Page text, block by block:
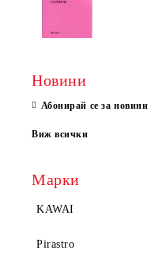
Новини
Абонирай се за новини
Виж всички
Марки
KAWAI
Pirastro